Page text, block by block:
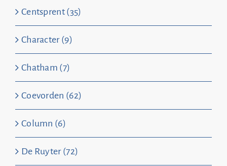
Centsprent (35)
Character (9)
Chatham (7)
Coevorden (62)
Column (6)
De Ruyter (72)